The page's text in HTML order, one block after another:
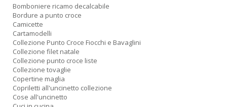
Bomboniere ricamo decalcabile
Bordure a punto croce
Camicette
Cartamodelli
Collezione Punto Croce Fiocchi e Bavaglini
Collezione filet natale
Collezione punto croce liste
Collezione tovaglie
Copertine maglia
Copriletti all'uncinetto collezione
Cose all'uncinetto